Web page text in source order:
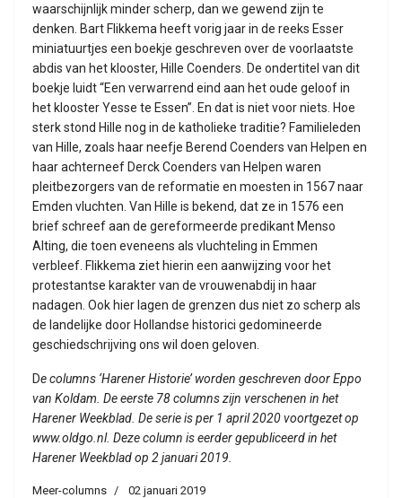
waarschijnlijk minder scherp, dan we gewend zijn te
denken. Bart Flikkema heeft vorig jaar in de reeks Esser
miniatuurtjes een boekje geschreven over de voorlaatste
abdis van het klooster, Hille Coenders. De ondertitel van dit
boekje luidt “Een verwarrend eind aan het oude geloof in
het klooster Yesse te Essen”. En dat is niet voor niets. Hoe
sterk stond Hille nog in de katholieke traditie? Familieleden
van Hille, zoals haar neefje Berend Coenders van Helpen en
haar achterneef Derck Coenders van Helpen waren
pleitbezorgers van de reformatie en moesten in 1567 naar
Emden vluchten. Van Hille is bekend, dat ze in 1576 een
brief schreef aan de gereformeerde predikant Menso
Alting, die toen eveneens als vluchteling in Emmen
verbleef. Flikkema ziet hierin een aanwijzing voor het
protestantse karakter van de vrouwenabdij in haar
nadagen. Ook hier lagen de grenzen dus niet zo scherp als
de landelijke door Hollandse historici gedomineerde
geschiedschrijving ons wil doen geloven.
De columns ‘Harener Historie’ worden geschreven door Eppo
van Koldam. De eerste 78 columns zijn verschenen in het
Harener Weekblad. De serie is per 1 april 2020 voortgezet op
www.oldgo.nl. Deze column is eerder gepubliceerd in het
Harener Weekblad op 2 januari 2019.
Meer-columns 02 januari 2019